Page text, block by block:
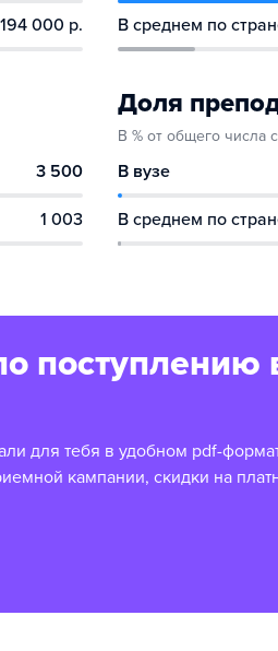
194 000 р. В среднем по
3 500
1 003
Доля
В % от общего числа
В вузе
В среднем по
поступлению
для тебя в удобном pdf-
кампании, скидки на